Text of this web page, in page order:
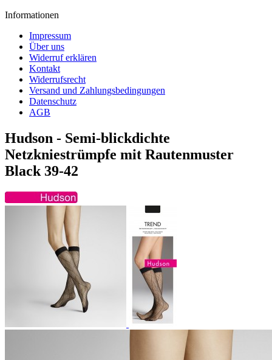
Informationen
Impressum
Über uns
Widerruf erklären
Kontakt
Widerrufsrecht
Versand und Zahlungsbedingungen
Datenschutz
AGB
Hudson - Semi-blickdichte
Netzkniestrümpfe mit Rautenmuster
Black 39-42